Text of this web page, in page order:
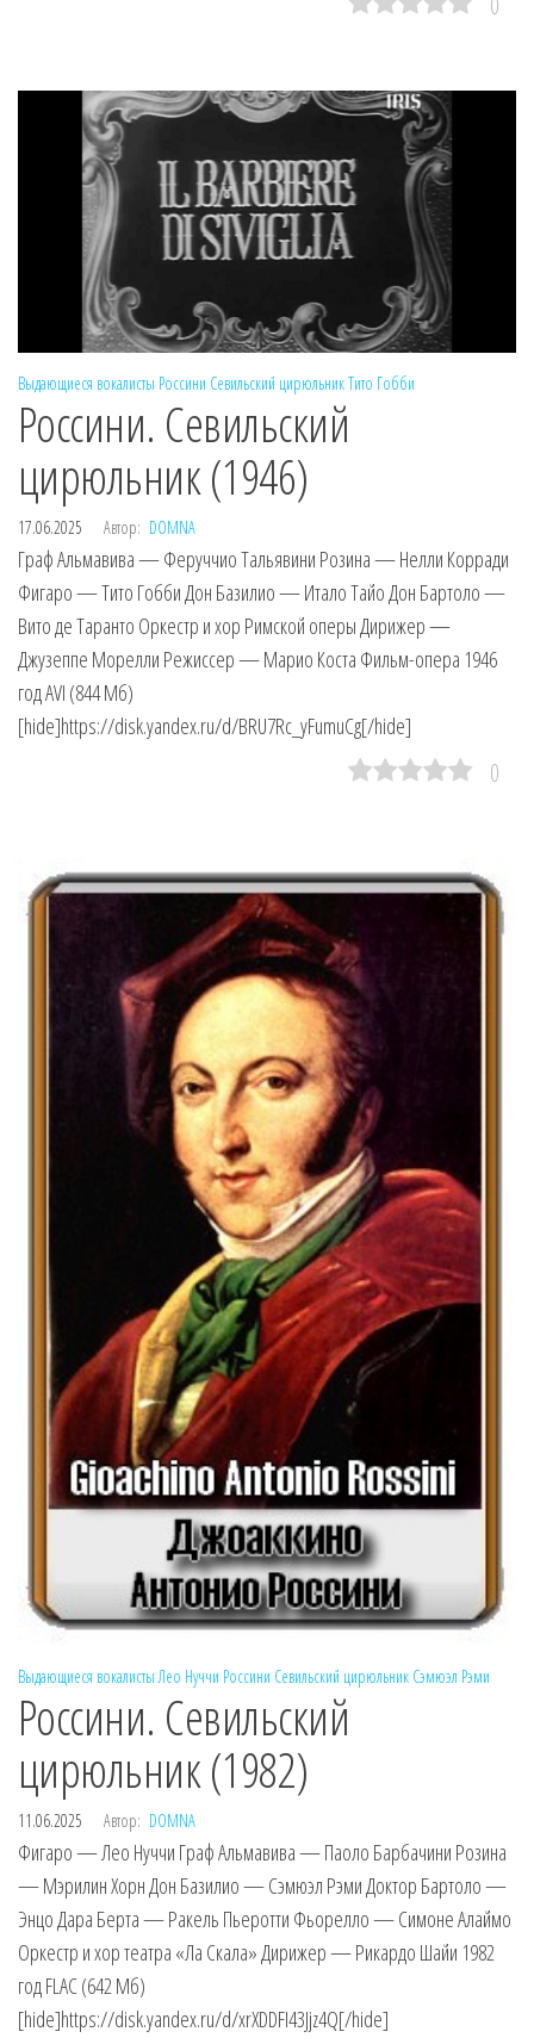
Выдающиеся вокалисты Россини Севильский цирюльникТито Гобби
Россини. Севильский
цирюльник (1946)
17.06.2025 Автор: DOMNA
Граф Альмавива — Феруччио Тальявини Розина — Нелли Корради
Фигаро — Тито Гобби Дон Базилио — Итало Тайо Дон Бартоло —
Вито де Таранто Оркестр и хор Римской оперы Дирижер —
Джузеппе Морелли Режиссер — Марио Коста Фильм-опера 1946
год AVI (844 Мб)
[hide]https://disk.yandex.ru/d/BRU7Rc_yFumuCg[/hide]
0
Выдающиеся вокалисты Лео Нуччи Россини Севильский цирюльник Сэмюэл Рэми
Россини. Севильский
цирюльник (1982)
11.06.2025 Автор: DOMNA
Фигаро — Лео Нуччи Граф Альмавива — Паоло Барбачини Розина
— Мэрилин Хорн Дон Базилио — Сэмюэл Рэми Доктор Бартоло —
Энцо Дара Берта — Ракель Пьеротти Фьорелло — Симоне Алаймо
Оркестр и хор театра «Ла Скала» Дирижер — Рикардо Шайи 1982
год FLAC (642 Мб)
[hide]https://disk.yandex.ru/d/xrXDDFI43Jjz4Q[/hide]